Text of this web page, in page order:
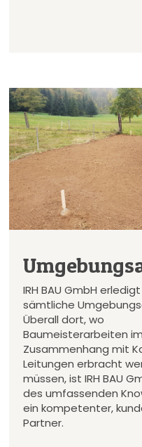
IRH BAU GmbH erledigt
sämtliche
Überall dort, wo
Baumeisterarbeiten im
Zusammenhang mit
Leitungen erbracht
müssen, ist IRH BAU
des umfassenden
ein kompetenter,
Partner.